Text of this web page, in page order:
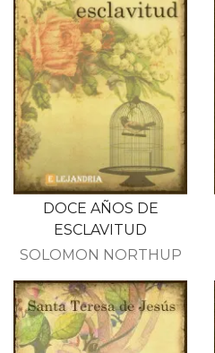
DOCE AÑOS DE
ESCLAVITUD
SOLOMON NORTHUP